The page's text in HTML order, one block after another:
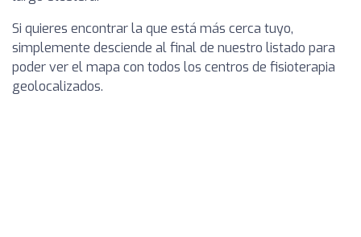
Si quieres encontrar la que está más cerca tuyo,
simplemente desciende al final de nuestro listado para
poder ver el mapa con todos los centros de fisioterapia
geolocalizados.